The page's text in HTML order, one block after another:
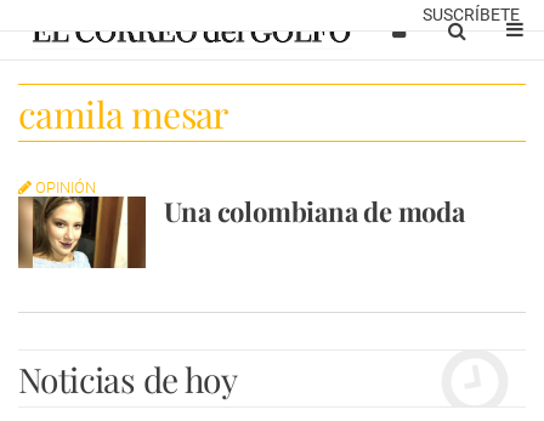
SUSCRÍBETE
camila mesar
OPINIÓN
Una colombiana de moda
Noticias de hoy